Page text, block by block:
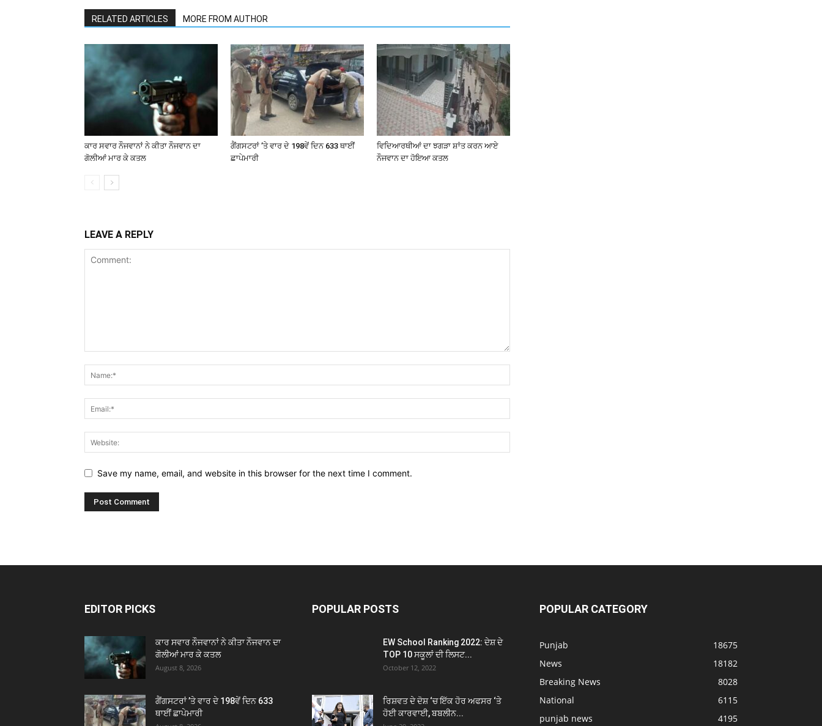
RELATED ARTICLES MORE FROM AUTHOR
ਕਾਰ ਸਵਾਰ ਨੌਜਵਾਨਾਂ ਨੇ ਕੀਤਾ ਨੌਜਵਾਨ ਦਾ
ਗੋਲੀਆਂ ਮਾਰ ਕੇ ਕਤਲ
ਗੈਂਗਸਟਰਾਂ ’ਤੇ ਵਾਰ ਦੇ 198ਵੇਂ ਦਿਨ 633 ਥਾਈਂ
ਛਾਪੇਮਾਰੀ
ਵਿਦਿਆਰਥੀਆਂ ਦਾ ਝਗੜਾ ਸ਼ਾਂਤ ਕਰਨ ਆਏ
ਨੌਜਵਾਨ ਦਾ ਹੋਇਆ ਕਤਲ
LEAVE A REPLY
Save my name, email, and website in this browser for the next time I comment.
EDITOR PICKS
ਕਾਰ ਸਵਾਰ ਨੌਜਵਾਨਾਂ ਨੇ ਕੀਤਾ ਨੌਜਵਾਨ ਦਾ
ਗੋਲੀਆਂ ਮਾਰ ਕੇ ਕਤਲ
August 8, 2026
ਗੈਂਗਸਟਰਾਂ ’ਤੇ ਵਾਰ ਦੇ 198ਵੇਂ ਦਿਨ 633
ਥਾਈਂ ਛਾਪੇਮਾਰੀ
POPULAR POSTS
EW School Ranking 2022: ਦੇਸ਼ ਦੇ
TOP 10 ਸਕੂਲਾਂ ਦੀ ਲਿਸਟ...
October 12, 2022
ਰਿਸ਼ਵਤ ਦੇ ਦੋਸ਼ ‘ਚ ਇੱਕ ਹੋਰ ਅਫਸਰ ‘ਤੇ
ਹੋਈ ਕਾਰਵਾਈ, ਬਬਲੀਨ...
POPULAR CATEGORY
Punjab
18675
News
18182
Breaking News
8028
National
6115
punjab news
4195